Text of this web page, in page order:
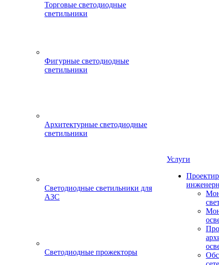
Торговые светодиодные
светильники
Фигурные светодиодные
светильники
Архитектурные светодиодные
светильники
Светодиодные светильники для
АЗС
Светодиодные прожекторы
Услуги